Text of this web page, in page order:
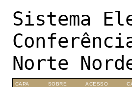
Sistema
Norte
CAPA SOBRE ACESSO